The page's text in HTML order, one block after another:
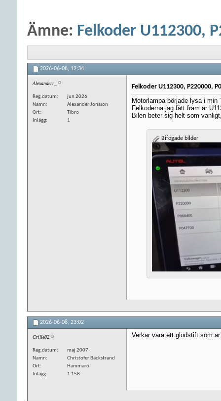
Ämne: Felkoder U112300,
2026-06-08, 12:34
Alexanderr_
Reg.datum
jun 2026
Namn
Alexander Jonsson
Ort
Tibro
Inlägg
1
Felkoder U112300, P220000,
Motorlampa började lysa i min
Felkoderna jag fått fram är
Bilen beter sig helt som
Bifogade bilder
2026-06-08, 23:02
Crille82
Reg.datum
maj 2007
Namn
Christofer Bäckstrand
Ort
Hammarö
Inlägg
1 158
Verkar vara ett glödstift som